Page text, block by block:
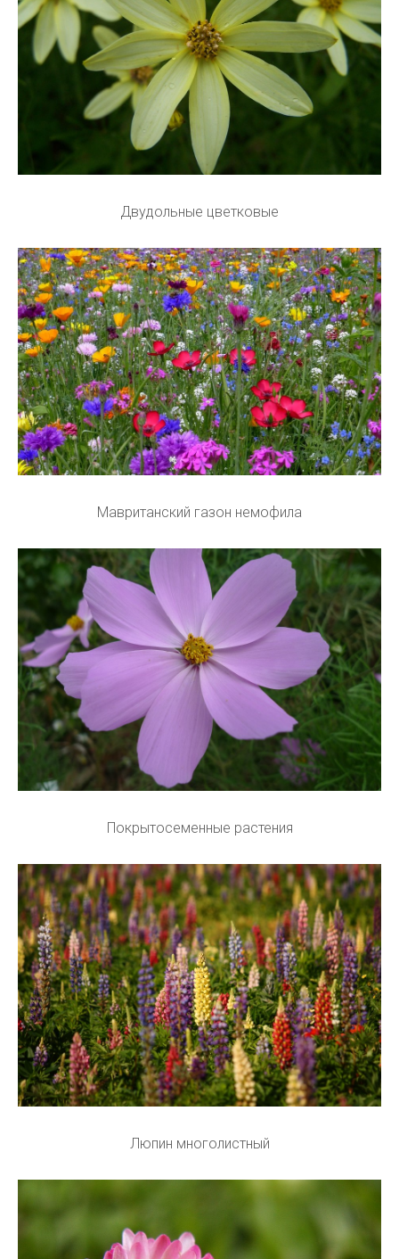
Двудольные цветковые
Мавританский газон немофила
Покрытосеменные растения
Люпин многолистный